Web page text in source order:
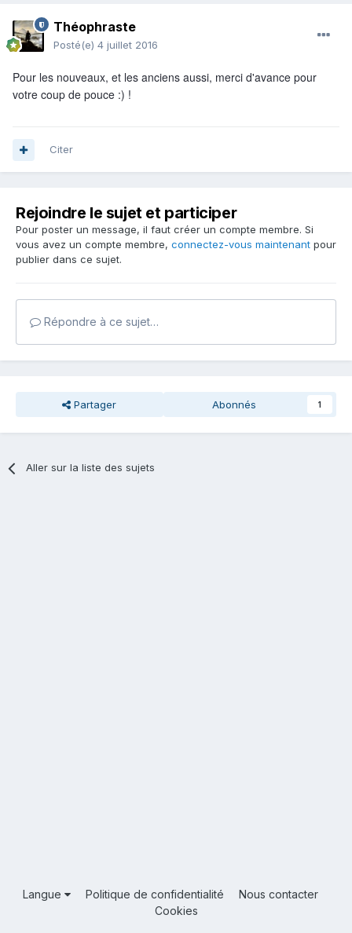
Théophraste
Posté(e) 4 juillet 2016
Pour les nouveaux, et les anciens aussi, merci d'avance pour
votre coup de pouce :) !
Citer
Rejoindre le sujet et participer
Pour poster un message, il faut créer un compte membre. Si
vous avez un compte membre, connectez-vous maintenant pour
publier dans ce sujet.
Répondre à ce sujet…
Partager Abonnés 1
Aller sur la liste des sujets
Langue Politique de confidentialité
Nous contacter
Cookies